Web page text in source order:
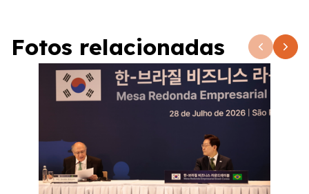
Fotos relacionadas